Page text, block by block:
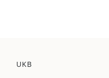
UKB